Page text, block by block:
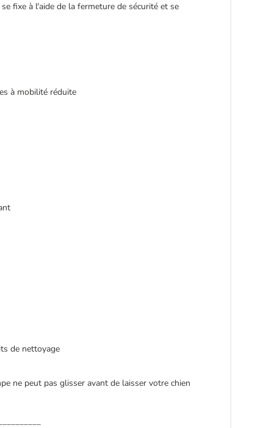
fixe à l'aide de la fermeture de sécurité et se
à mobilité réduite
de nettoyage
ne peut pas glisser avant de laisser votre chien